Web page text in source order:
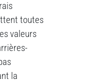
toutes
valeurs
la